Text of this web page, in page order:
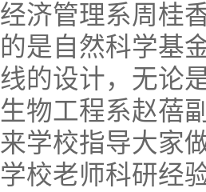
经济管理系周桂
的是自然科学基
线的设计，无论
生物工程系赵蓓
来学校指导大家
学校老师科研经